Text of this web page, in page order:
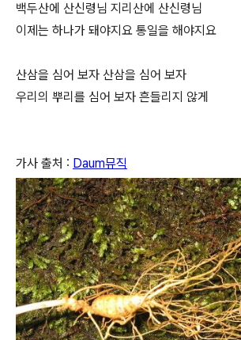
백두산에 산신령님 지리산에 산신령님
이제는 하나가 돼야지요 통일을 해야지요
산삼을 심어 보자 산삼을 심어 보자
우리의 뿌리를 심어 보자 흔들리지 않게
가사 출처 : Daum뮤직